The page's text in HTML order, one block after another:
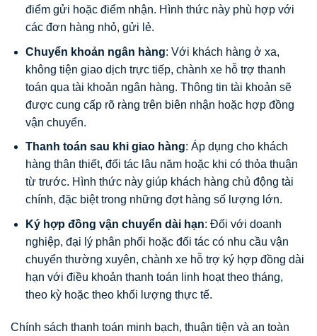
điểm gửi hoặc điểm nhận. Hình thức này phù hợp với
các đơn hàng nhỏ, gửi lẻ.
Chuyển khoản ngân hàng: Với khách hàng ở xa,
không tiện giao dịch trực tiếp, chành xe hỗ trợ thanh
toán qua tài khoản ngân hàng. Thông tin tài khoản sẽ
được cung cấp rõ ràng trên biên nhận hoặc hợp đồng
vận chuyển.
Thanh toán sau khi giao hàng: Áp dụng cho khách
hàng thân thiết, đối tác lâu năm hoặc khi có thỏa thuận
từ trước. Hình thức này giúp khách hàng chủ động tài
chính, đặc biệt trong những đợt hàng số lượng lớn.
Ký hợp đồng vận chuyển dài hạn: Đối với doanh
nghiệp, đại lý phân phối hoặc đối tác có nhu cầu vận
chuyển thường xuyên, chành xe hỗ trợ ký hợp đồng dài
hạn với điều khoản thanh toán linh hoạt theo tháng,
theo kỳ hoặc theo khối lượng thực tế.
Chính sách thanh toán minh bạch, thuận tiện và an toàn